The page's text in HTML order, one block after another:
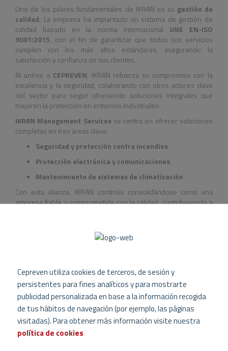
Uno de los pilares fundamentales de IKRAN es su gestión de
calidad. La empresa ha implantado un sistema de gestión de
calidad basado en la norma internacional UNE EN-ISO
9001:2015, con el fin de garantizar que todos sus servicios
cumplen con los más altos estándares, asegurando la
satisfacción y confianza de sus clientes.
Al unirse a CEPREVEN, IKRAN refuerza su compromiso con la
excelencia y la seguridad, colaborando con otros actores clave
del sector para seguir ofreciendo soluciones integrales que
mejoren la protección en entornos industriales.
IKRAN Management Services se centra en ofrecer soluciones
completas en tres áreas clave:
Seguridad y protección contra incendios
Protección electrónica y comunicaciones
Mantenimiento de sistemas de climatización
Con esta alianza, IKRAN continúa consolidándose como una
empresa fiable y comprometida con la calidad, contribuyendo a
¡Nos sentimos orgullosos de dar la bienvenida a IKRAN
Cepreven utiliza cookies de terceros, de sesión y
persistentes para fines analíticos y para mostrarte
publicidad personalizada en base a la información recogida
de tus hábitos de navegación (por ejemplo, las páginas
visitadas). Para obtener más información visite nuestra
política de cookies